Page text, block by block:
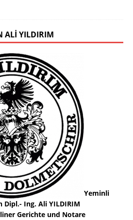
ALI YILDIRIM
Yeminli
Dipl.- Ing. Ali YILDIRIM
Gerichte und Notare